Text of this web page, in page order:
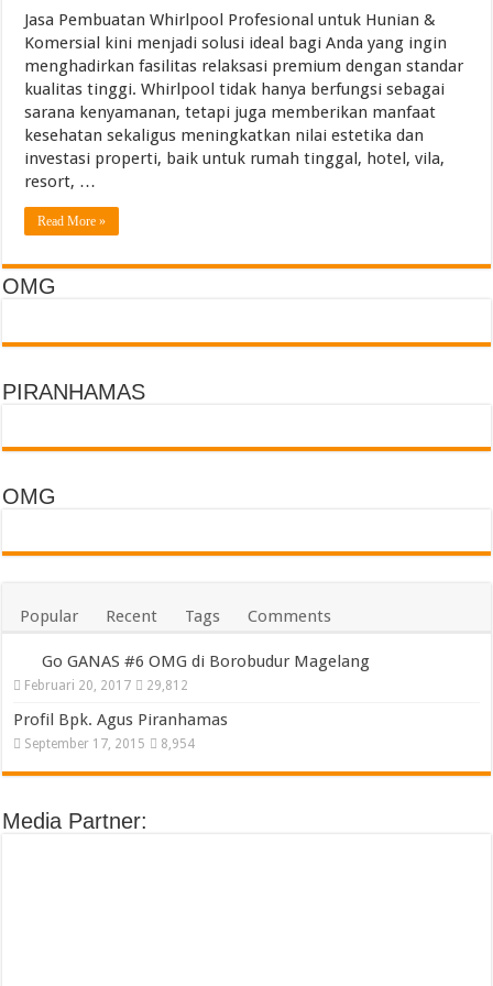
Assigning vs Subletting a Room in Singapore Explained
Beachfront vs Inland Bali Villas Daily Routines and Transport
Lemari Asam Laboratorium dan PP Storage Cabinet Laboratorium
Jasa Pembuatan Whirlpool Profesional untuk Hunian &
Komersial kini menjadi solusi ideal bagi Anda yang ingin
menghadirkan fasilitas relaksasi premium dengan standar
kualitas tinggi. Whirlpool tidak hanya berfungsi sebagai
sarana kenyamanan, tetapi juga memberikan manfaat
kesehatan sekaligus meningkatkan nilai estetika dan
investasi properti, baik untuk rumah tinggal, hotel, vila,
resort, …
Read More »
OMG
PIRANHAMAS
OMG
Popular Recent Tags Comments
Go GANAS #6 OMG di Borobudur Magelang
Februari 20, 2017 29,812
Profil Bpk. Agus Piranhamas
September 17, 2015 8,954
Media Partner: